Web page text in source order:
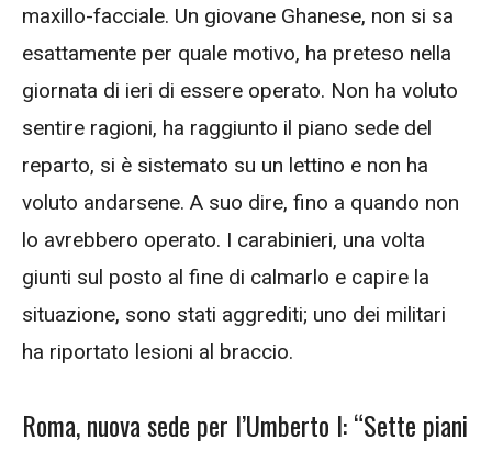
maxillo-facciale. Un giovane Ghanese, non si sa
esattamente per quale motivo, ha preteso nella
giornata di ieri di essere operato. Non ha voluto
sentire ragioni, ha raggiunto il piano sede del
reparto, si è sistemato su un lettino e non ha
voluto andarsene. A suo dire, fino a quando non
lo avrebbero operato. I carabinieri, una volta
giunti sul posto al fine di calmarlo e capire la
situazione, sono stati aggrediti; uno dei militari
ha riportato lesioni al braccio.
Roma, nuova sede per l’Umberto I: “Sette piani